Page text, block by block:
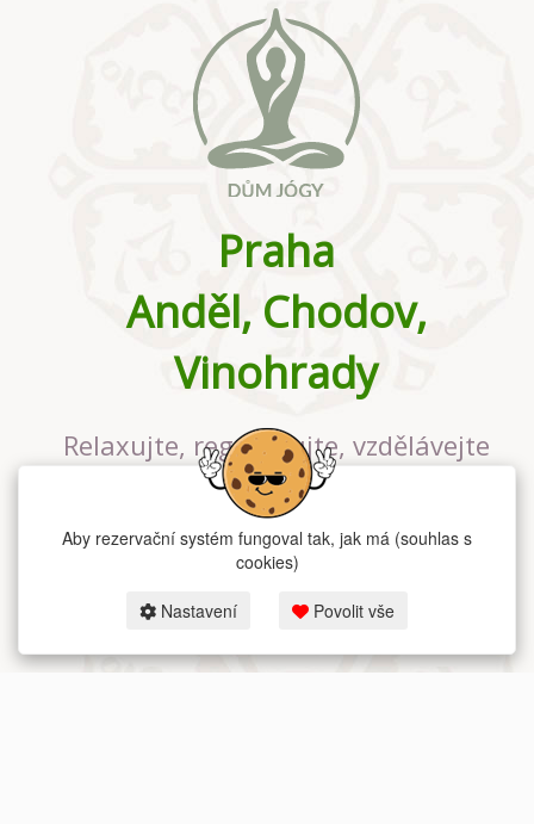
Praha
Anděl, Chodov,
Vinohrady
Relaxujte, regenerujte, vzdělávejte
se v největším jógovém studiu v
Praze
Aby rezervační systém fungoval tak, jak má (souhlas s
cookies)
Nastavení Povolit vše